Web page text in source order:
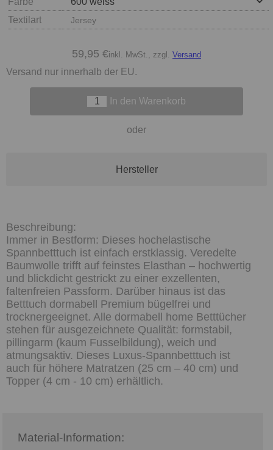
Textilart
Jersey
59,95 €inkl. MwSt., zzgl. Versand
Versand nur innerhalb der EU.
In den Warenkorb
oder
Hersteller
Immer in Bestform: Dieses hochelastische
Spannbetttuch ist einfach erstklassig. Veredelte
Baumwolle trifft auf feinstes Elasthan – hochwertig
und blickdicht gestrickt zu einer exzellenten,
faltenfreien Passform. Darüber hinaus ist das
Betttuch dormabell Premium bügelfrei und
trocknergeeignet. Alle dormabell home Betttücher
stehen für ausgezeichnete Qualität: formstabil,
pillingarm (kaum Fusselbildung), weich und
atmungsaktiv. Dieses Luxus-Spannbetttuch ist
auch für höhere Matratzen (25 cm – 40 cm) und
Topper (4 cm - 10 cm) erhältlich.
Material-Information: